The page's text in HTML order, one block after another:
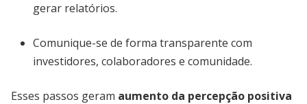
gerar relatórios.
Comunique-se de forma transparente com
investidores, colaboradores e comunidade.
Esses passos geram aumento da percepção positiva